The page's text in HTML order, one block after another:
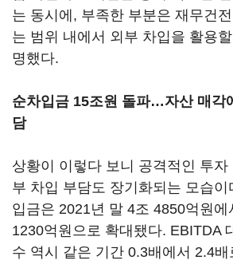
는 동시에, 부족한 부분은 재무건
는 범위 내에서 외부 차입을 활용
명했다.
순차입금 15조원 돌파…자산 매각
담
상황이 이렇다 보니 공격적인 투자
부 차입 부담도 장기화되는 모습
입금은 2021년 말 4조 4850억원에
1230억원으로 확대됐다. EBITDA
수 역시 같은 기간 0.3배에서 2.4